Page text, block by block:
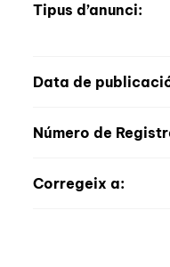
Tipus d’anunci:
Data de
Número de
Corregeix a: